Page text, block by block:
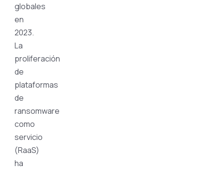
globales
en
2023.
La
proliferación
de
plataformas
de
ransomware
como
servicio
(RaaS)
ha